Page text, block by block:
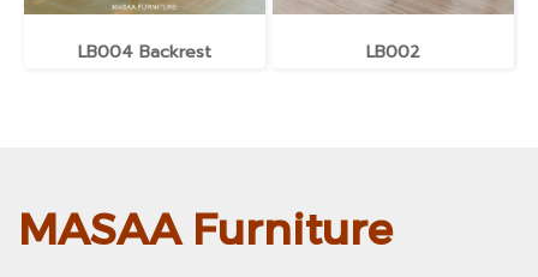
LB004 Backrest LB002
MASAA Furniture